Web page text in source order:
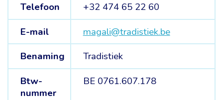
Telefoon
+32 474 65 22 60
E-mail
magali@tradistiek.be
Benaming
Tradistiek
Btw-
nummer
BE 0761.607.178